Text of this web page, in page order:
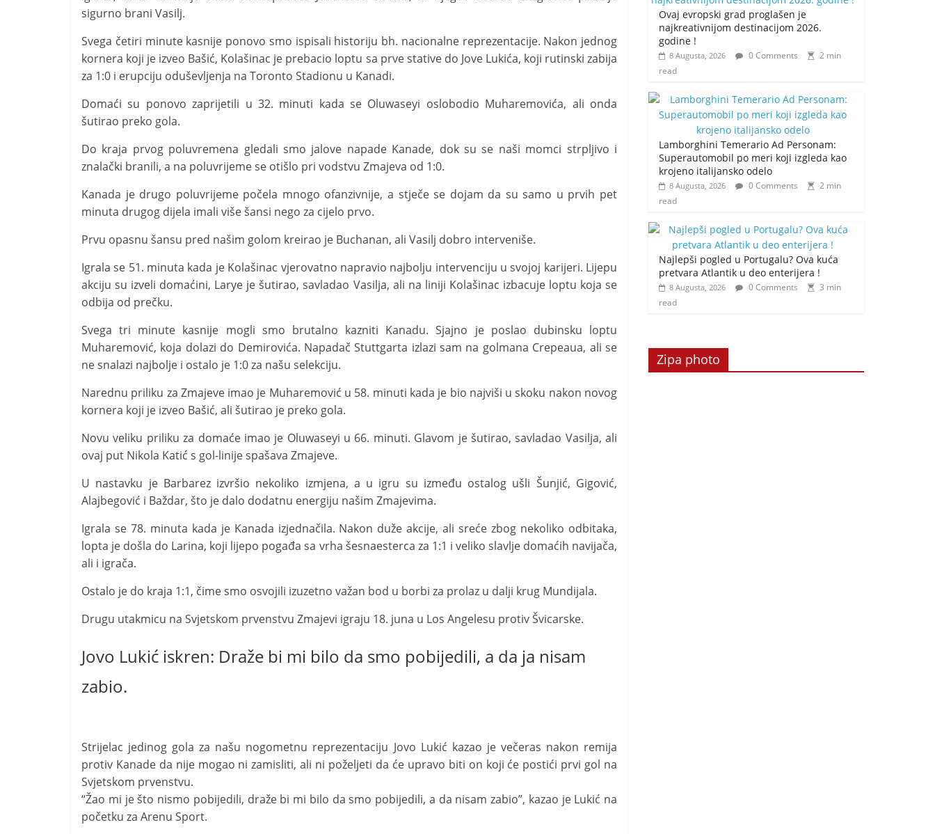
sigurno brani Vasilj.
Svega četiri minute kasnije ponovo smo ispisali historiju bh. nacionalne reprezentacije. Nakon jednog
kornera koji je izveo Bašić, Kolašinac je prebacio loptu sa prve stative do Jove Lukića, koji rutinski zabija
za 1:0 i erupciju oduševljenja na Toronto Stadionu u Kanadi.
Domaći su ponovo zaprijetili u 32. minuti kada se Oluwaseyi oslobodio Muharemovića, ali onda
šutirao preko gola.
Do kraja prvog poluvremena gledali smo jalove napade Kanade, dok su se naši momci strpljivo i
znalački branili, a na poluvrijeme se otišlo pri vodstvu Zmajeva od 1:0.
Kanada je drugo poluvrijeme počela mnogo ofanzivnije, a stječe se dojam da su samo u prvih pet
minuta drugog dijela imali više šansi nego za cijelo prvo.
Prvu opasnu šansu pred našim golom kreirao je Buchanan, ali Vasilj dobro interveniše.
Igrala se 51. minuta kada je Kolašinac vjerovatno napravio najbolju intervenciju u svojoj karijeri. Lijepu
akciju su izveli domaćini, Larye je šutirao, savladao Vasilja, ali na liniji Kolašinac izbacuje loptu koja se
odbija od prečku.
Svega tri minute kasnije mogli smo brutalno kazniti Kanadu. Sjajno je poslao dubinsku loptu
Muharemović, koja dolazi do Demirovića. Napadač Stuttgarta izlazi sam na golmana Crepeaua, ali se
ne snalazi najbolje i ostalo je 1:0 za našu selekciju.
Narednu priliku za Zmajeve imao je Muharemović u 58. minuti kada je bio najviši u skoku nakon novog
kornera koji je izveo Bašić, ali šutirao je preko gola.
Novu veliku priliku za domaće imao je Oluwaseyi u 66. minuti. Glavom je šutirao, savladao Vasilja, ali
ovaj put Nikola Katić s gol-linije spašava Zmajeve.
U nastavku je Barbarez izvršio nekoliko izmjena, a u igru su između ostalog ušli Šunjić, Gigović,
Alajbegović i Baždar, što je dalo dodatnu energiju našim Zmajevima.
Igrala se 78. minuta kada je Kanada izjednačila. Nakon duže akcije, ali sreće zbog nekoliko odbitaka,
lopta je došla do Larina, koji lijepo pogađa sa vrha šesnaesterca za 1:1 i veliko slavlje domaćih navijača,
ali i igrača.
Ostalo je do kraja 1:1, čime smo osvojili izuzetno važan bod u borbi za prolaz u dalji krug Mundijala.
Drugu utakmicu na Svjetskom prvenstvu Zmajevi igraju 18. juna u Los Angelesu protiv Švicarske.
Jovo Lukić iskren: Draže bi mi bilo da smo pobijedili, a da ja nisam
zabio.
Strijelac jedinog gola za našu nogometnu reprezentaciju Jovo Lukić kazao je večeras nakon remija
protiv Kanade da nije mogao ni zamisliti, ali ni poželjeti da će upravo biti on koji će postići prvi gol na
Svjetskom prvenstvu.
“Žao mi je što nismo pobijedili, draže bi mi bilo da smo pobijedili, a da nisam zabio”, kazao je Lukić na
početku za Arenu Sport.
Ovaj evropski grad proglašen je
najkreativnijom destinacijom 2026.
godine !
8 Augusta, 2026 0 Comments
2 min
read
Lamborghini Temerario Ad Personam:
Superautomobil po meri koji izgleda kao
krojeno italijansko odelo
8 Augusta, 2026 0 Comments
2 min
read
Najlepši pogled u Portugalu? Ova kuća
pretvara Atlantik u deo enterijera !
8 Augusta, 2026 0 Comments
3 min
read
Zipa photo